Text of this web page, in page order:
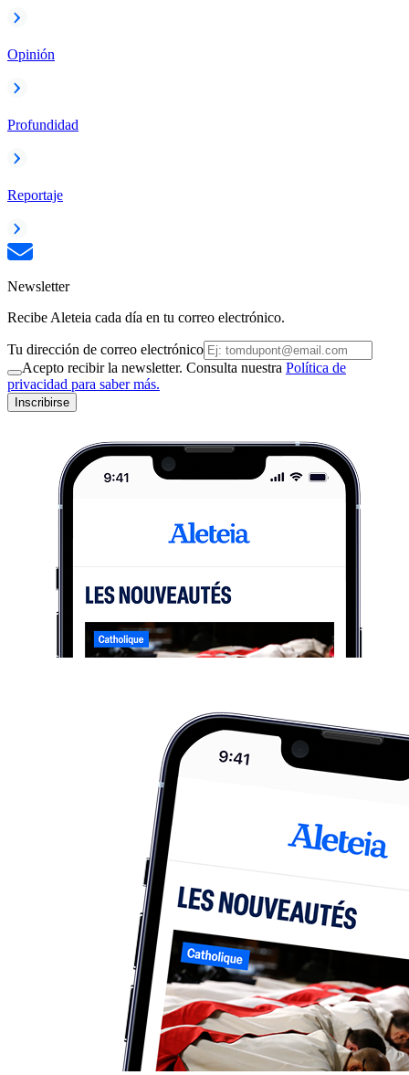
Opinión
Profundidad
Reportaje
Newsletter
Recibe Aleteia cada día en tu correo electrónico.
Tu dirección de correo electrónico
Acepto recibir la newsletter. Consulta nuestra Política de
privacidad para saber más.
Inscribirse